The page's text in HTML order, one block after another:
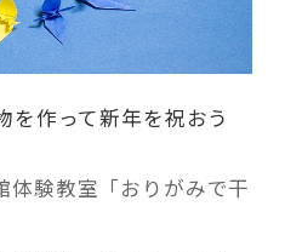
を作って新年を祝おう
体験教室「おりがみで干